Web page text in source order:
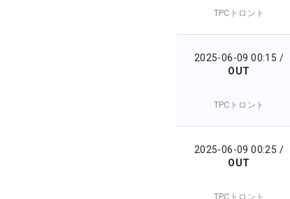
TPCトロント
2025-06-09 00:15 /
OUT
TPCトロント
2025-06-09 00:25 /
OUT
TPCトロント